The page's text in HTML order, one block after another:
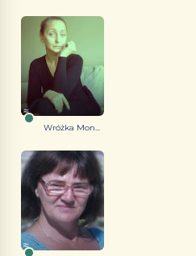
Wróżka Mon...